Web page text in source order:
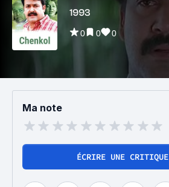
1993
0 0 0
Ma note
ÉCRIRE UNE CRITIQUE